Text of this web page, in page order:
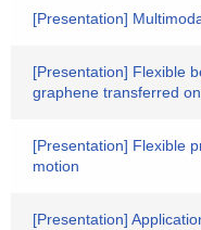
[Presentation]
[Presentation] Flexible
graphene transferred
[Presentation] Flexible
motion
[Presentation]